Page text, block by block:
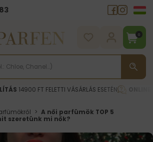
0
14900 FT FELETTI VÁSÁRLÁS ESETÉN
> A női parfümök TOP 5
szeretünk mi nők?